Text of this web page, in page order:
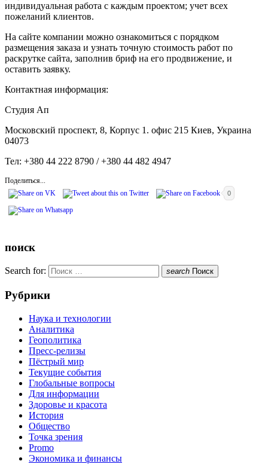
индивидуальная работа с каждым проектом; учет всех
пожеланий клиентов.
На сайте компании можно ознакомиться с порядком
размещения заказа и узнать точную стоимость работ по
раскрутке сайта, заполнив бриф на его продвижение, и
оставить заявку.
Контактная информация:
Студия Ап
Московский проспект, 8, Корпус 1. офис 215 Киев, Украина
04073
Тел: +380 44 222 8790 / +380 44 482 4947
Поделиться...
0
поиск
Search for: search Поиск
Рубрики
Наука и технологии
Аналитика
Геополитика
Пресс-релизы
Пёстрый мир
Текущие события
Глобальные вопросы
Для информации
Здоровье и красота
История
Общество
Точка зрения
Promo
Экономика и финансы